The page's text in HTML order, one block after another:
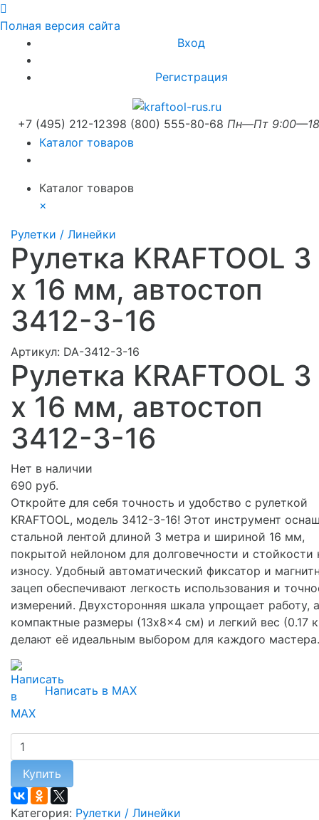
Полная версия сайта
Вход
Регистрация
+7 (495) 212-12398 (800) 555-80-68 Пн—Пт
Каталог товаров
Каталог товаров
×
Рулетки / Линейки
Рулетка KRAFTOOL
х 16 мм, автостоп
3412-3-16
Артикул: DA-3412-3-16
Рулетка KRAFTOOL
х 16 мм, автостоп
3412-3-16
Нет в наличии
690 руб.
Откройте для себя точность и удобство с рулеткой
KRAFTOOL, модель 3412-3-16! Этот инструмент
стальной лентой длиной 3 метра и шириной 16 мм,
покрытой нейлоном для долговечности и стойкости
износу. Удобный автоматический фиксатор и
зацеп обеспечивают легкость использования и
измерений. Двухсторонняя шкала упрощает работу, а
компактные размеры (13x8x4 см) и легкий вес (0.17
делают её идеальным выбором для каждого мастера.
Написать в MAX
Купить
Категория: Рулетки / Линейки